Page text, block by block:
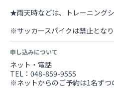
★雨天時などは、トレーニング
※サッカースパイクは禁止となり
申し込みについて
ネット・電話
TEL：048-859-9555
※ネットからのご予約は1名ずつ